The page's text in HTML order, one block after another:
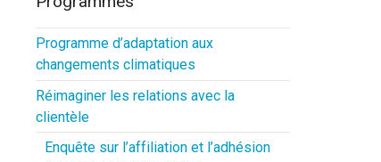
Programme d’adaptation aux
changements climatiques
Réimaginer les relations avec la
clientèle
Enquête sur l’affiliation et l’adhésion